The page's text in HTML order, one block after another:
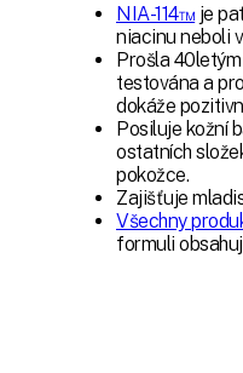
NIA-114™ je
niacinu neboli
Prošla
testována a
dokáže
Posiluje kožní
ostatních
pokožce.
Zajišťuje
Všechny
formuli